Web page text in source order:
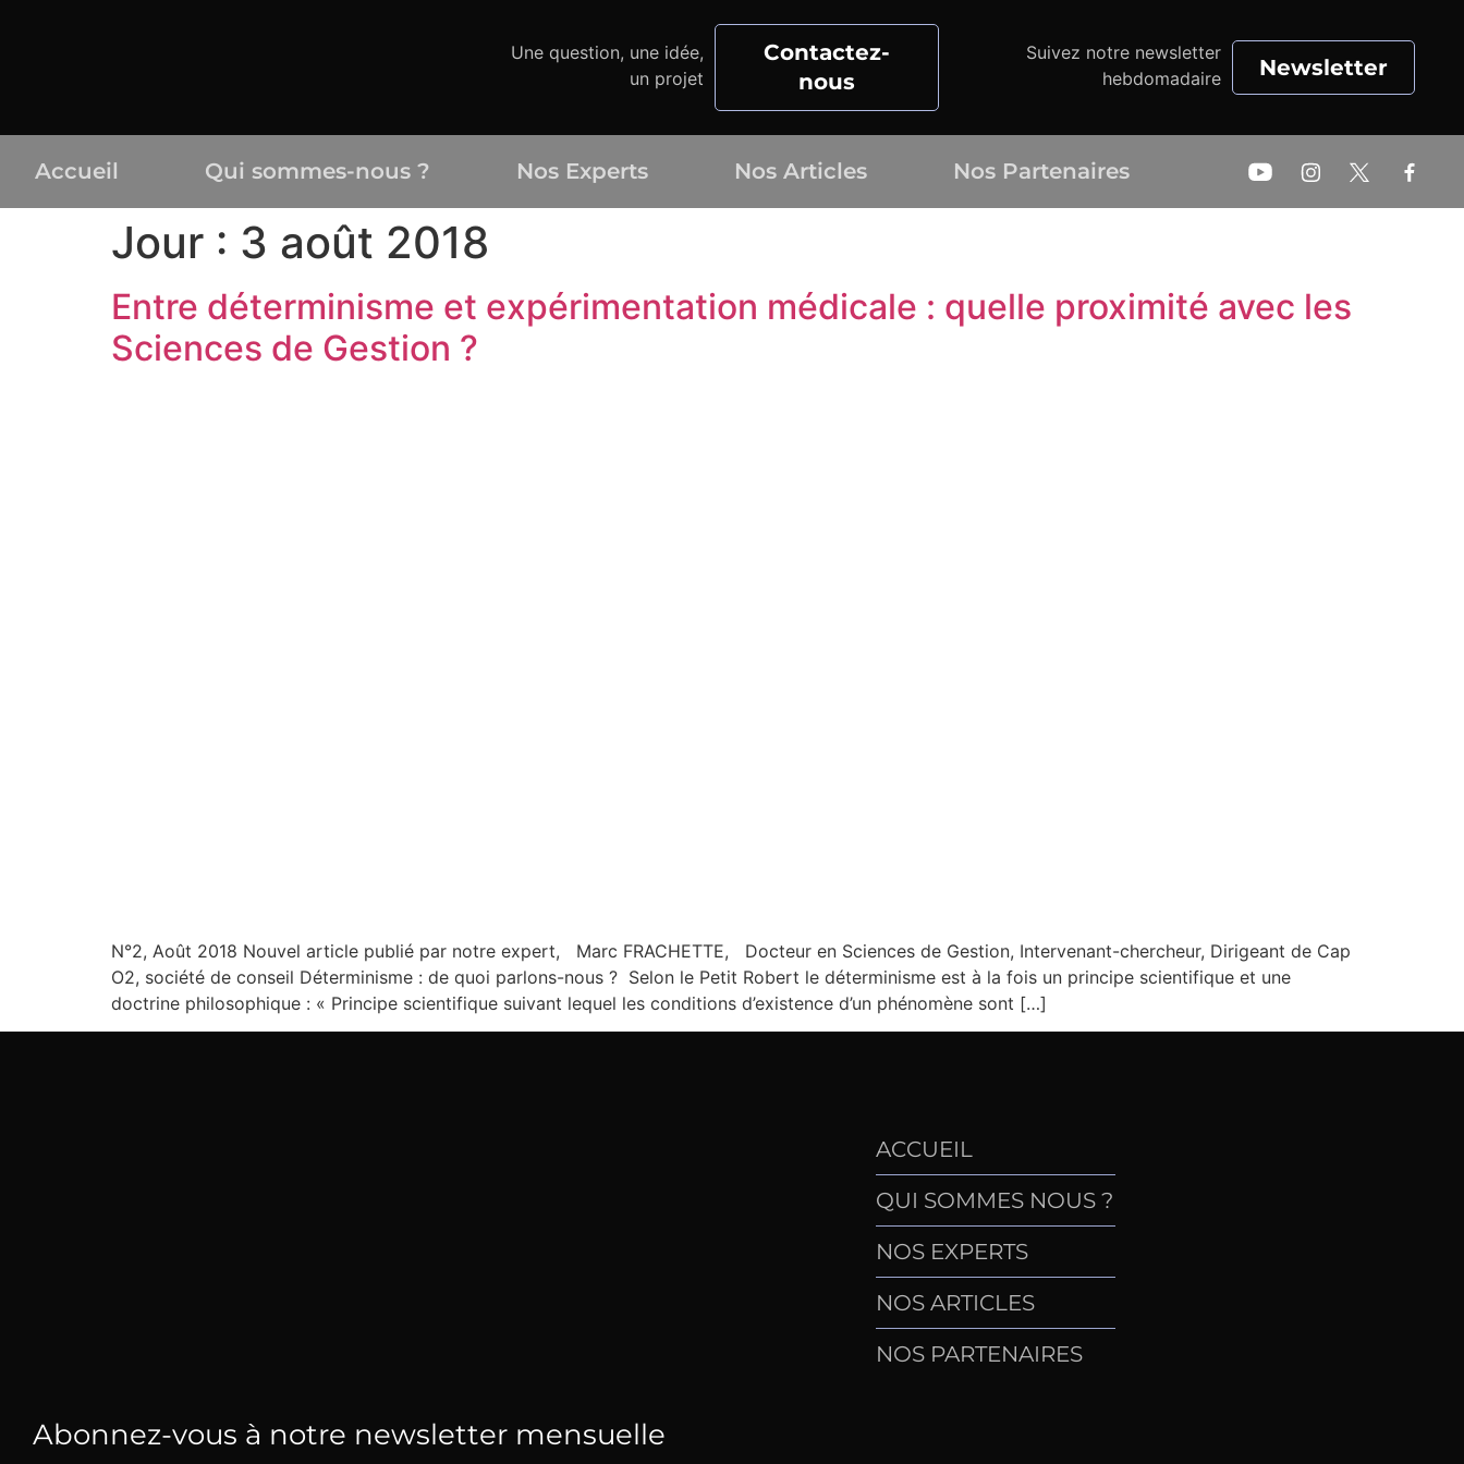
Une question, une idée,
un projet
Contactez-
nous
Suivez notre newsletter
hebdomadaire
Newsletter
Accueil Qui sommes-nous ? Nos Experts Nos Articles Nos Partenaires
Jour : 3 août 2018
Entre déterminisme et expérimentation médicale : quelle proximité avec les
Sciences de Gestion ?
N°2, Août 2018 Nouvel article publié par notre expert, Marc FRACHETTE, Docteur en Sciences de Gestion, Intervenant-chercheur, Dirigeant de Cap
O2, société de conseil Déterminisme : de quoi parlons-nous ? Selon le Petit Robert le déterminisme est à la fois un principe scientifique et une
doctrine philosophique : « Principe scientifique suivant lequel les conditions d’existence d’un phénomène sont […]
Abonnez-vous à notre newsletter mensuelle
ACCUEIL
QUI SOMMES NOUS ?
NOS EXPERTS
NOS ARTICLES
NOS PARTENAIRES